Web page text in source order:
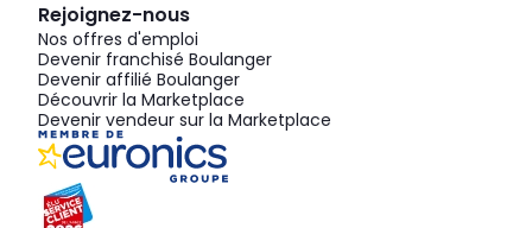
Rejoignez-nous
Nos offres d'emploi
Devenir franchisé Boulanger
Devenir affilié Boulanger
Découvrir la Marketplace
Devenir vendeur sur la Marketplace